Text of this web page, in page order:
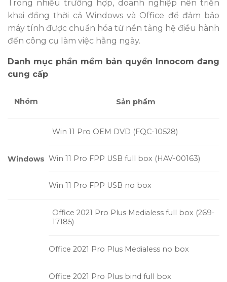
Trong nhiều trường hợp, doanh nghiệp nên triển
khai đồng thời cả Windows và Office để đảm bảo
máy tính được chuẩn hóa từ nền tảng hệ điều hành
đến công cụ làm việc hằng ngày.
Danh mục phần mềm bản quyền Innocom đang
cung cấp
Nhóm Sản phẩm
Windows
Win 11 Pro OEM DVD (FQC-10528)
Win 11 Pro FPP USB full box (HAV-00163)
Win 11 Pro FPP USB no box
Office 2021 Pro Plus Medialess full box (269-
17185)
Office 2021 Pro Plus Medialess no box
Office 2021 Pro Plus bind full box